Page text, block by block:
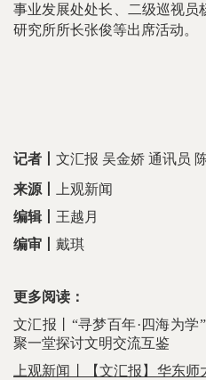
事业发展处处长、二级巡视员
研究所所长张俊等出席活动。
记者
文汇报 吴金娇 通讯员
来源
上观新闻
编辑丨 王越月
编审丨 戴琪
更多阅读：
文汇报丨 “寻梦百年·四海为
聚一堂探讨文明交流互鉴
上观新闻丨【文汇报】华东